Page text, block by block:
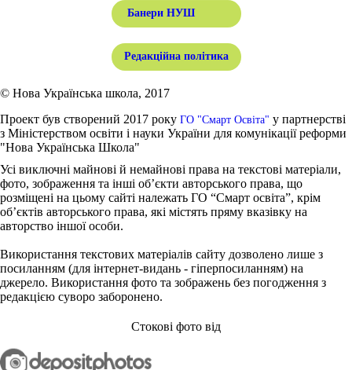
Банери НУШ
Редакційна політика
© Нова Українська школа, 2017
Проект був створений 2017 року ГО "Смарт Освіта" у партнерстві
з Міністерством освіти і науки України для комунікації реформи
"Нова Українська Школа"
Усі виключні майнові й немайнові права на текстові матеріали,
фото, зображення та інші об’єкти авторського права, що
розміщені на цьому сайті належать ГО “Смарт освіта”, крім
об’єктів авторського права, які містять пряму вказівку на
авторство іншої особи.
Використання текстових матеріалів сайту дозволено лише з
посиланням (для інтернет-видань - гіперпосиланням) на
джерело. Використання фото та зображень без погодження з
редакцією суворо заборонено.
Стокові фото від